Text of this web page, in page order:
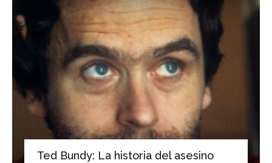
Ted Bundy: La historia del asesino